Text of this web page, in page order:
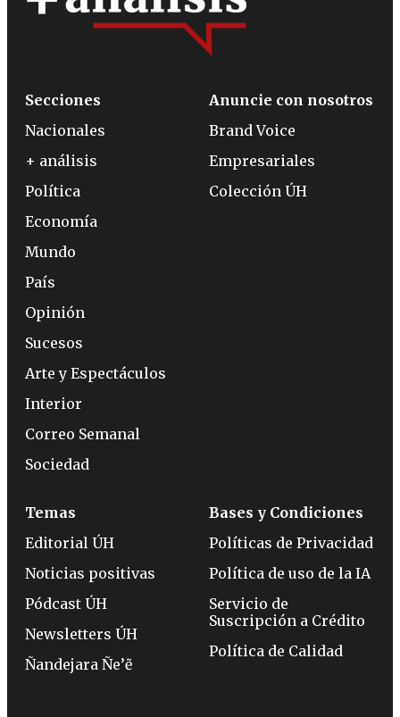
Secciones
Nacionales
+ análisis
Política
Economía
Mundo
País
Opinión
Sucesos
Arte y Espectáculos
Interior
Correo Semanal
Sociedad
Anuncie con nosotros
Brand Voice
Empresariales
Colección ÚH
Temas
Editorial ÚH
Noticias positivas
Pódcast ÚH
Newsletters ÚH
Ñandejara Ñe’ẽ
Bases y Condiciones
Políticas de Privacidad
Política de uso de la IA
Servicio de
Suscripción a Crédito
Política de Calidad